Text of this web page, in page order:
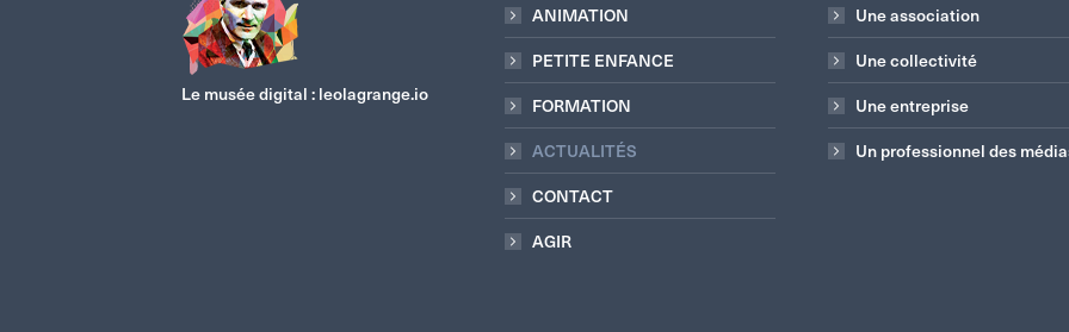
Le musée digital :leolagrange.io
ANIMATION
PETITE ENFANCE
FORMATION
ACTUALITÉS
CONTACT
AGIR
Une association
Une collectivité
Une entreprise
Un professionnel des